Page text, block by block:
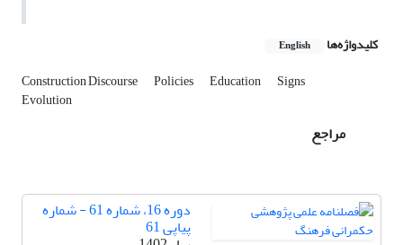
کلیدواژه‌ها English
Construction Discourse Policies Education Signs
Evolution
مراجع
دوره 16، شماره 61 - شماره
پیاپی 61